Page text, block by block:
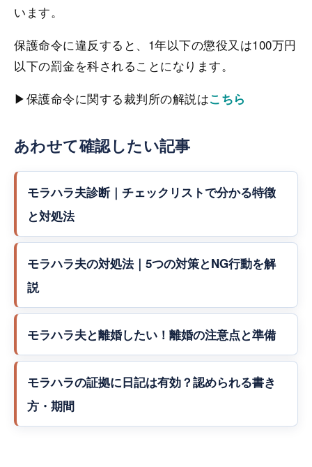
います。
保護命令に違反すると、1年以下の懲役又は100万円
以下の罰金を科されることになります。
▶保護命令に関する裁判所の解説はこちら
あわせて確認したい記事
モラハラ夫診断｜チェックリストで分かる特徴
と対処法
モラハラ夫の対処法｜5つの対策とNG行動を解
説
モラハラ夫と離婚したい！離婚の注意点と準備
モラハラの証拠に日記は有効？認められる書き
方・期間